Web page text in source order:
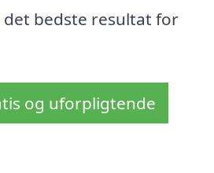
bedste resultat for
og uforpligtende